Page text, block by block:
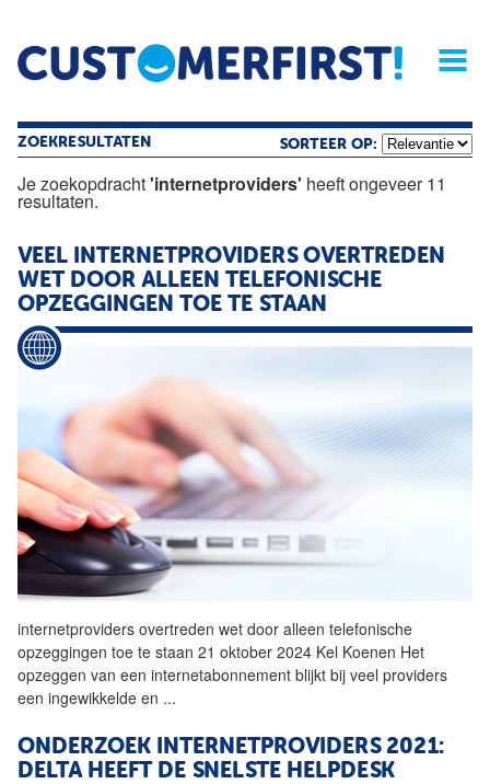
Home Opinie Archief
Magazine
ZOEKRESULTATEN SORTEER OP:
Je zoekopdracht'internetproviders' heeft ongeveer 11
resultaten.
VEEL INTERNETPROVIDERSOVERTREDEN
WET DOOR ALLEEN TELEFONISCHE
OPZEGGINGEN TOE TE STAAN
internetproviders overtreden wet door alleen telefonische
opzeggingen toe te staan 21 oktober 2024 Kel Koenen Het
opzeggen van een internetabonnement blijkt bij veel providers
een ingewikkelde en ...
ONDERZOEK INTERNETPROVIDERS2021:
DELTA HEEFT DE SNELSTE HELPDESK